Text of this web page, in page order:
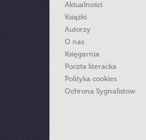
Aktualności
Książki
Autorzy
O nas
Księgarnia
Poczta literacka
Polityka cookies
Ochrona Sygnalistow